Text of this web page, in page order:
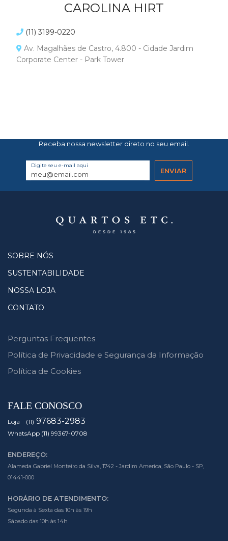
CAROLINA HIRT
(11) 3199-0220
Av. Magalhães de Castro, 4.800 - Cidade Jardim
Corporate Center - Park Tower
Receba nossa newsletter direto no seu email.
Digite seu e-mail aqui
SOBRE NÓS
SUSTENTABILIDADE
NOSSA LOJA
CONTATO
Perguntas Frequentes
Política de Privacidade e Segurança da Informação
Política de Cookies
FALE CONOSCO
Loja (11) 97683-2983
WhatsApp (11) 99367-0708
ENDEREÇO:
Alameda Gabriel Monteiro da Silva, 1742 - Jardim America, São Paulo - SP,
01441-000
HORÁRIO DE ATENDIMENTO:
Segunda à Sexta das 10h às 19h
Sábado das 10h às 14h